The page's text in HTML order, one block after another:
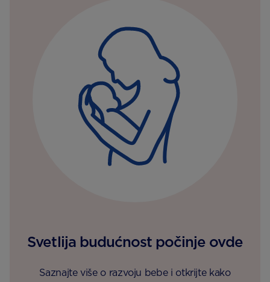
Svetlija budućnost počinje ovde
Saznajte više o razvoju bebe i otkrijte kako